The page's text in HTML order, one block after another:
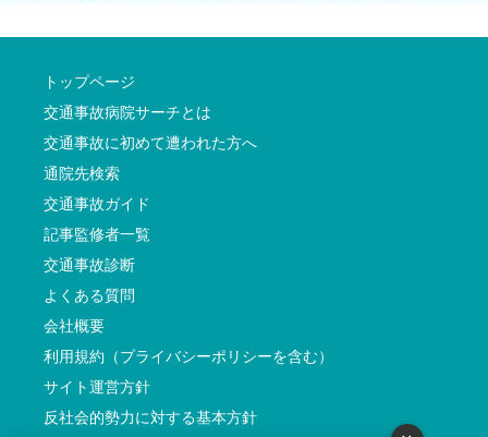
トップページ
交通事故病院サーチとは
交通事故に初めて遭われた方へ
通院先検索
交通事故ガイド
記事監修者一覧
交通事故診断
よくある質問
会社概要
利用規約（プライバシーポリシーを含む）
サイト運営方針
反社会的勢力に対する基本方針